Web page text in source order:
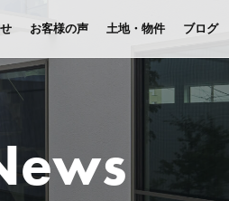
お客様の声 土地・物件 ブログ